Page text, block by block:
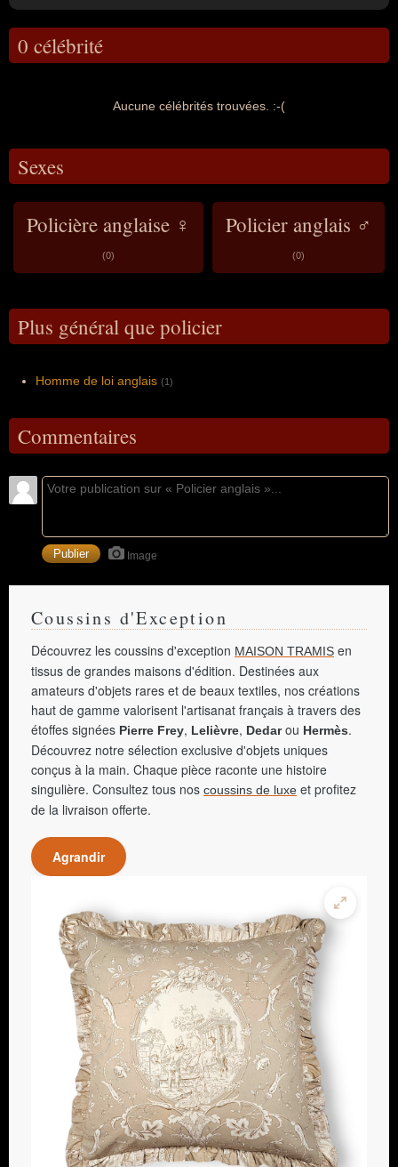
0 célébrité
Aucune célébrités trouvées. :-(
Sexes
Policière anglaise ♀
(0)
Policier anglais ♂
(0)
Plus général que policier
Homme de loi anglais (1)
Commentaires
Image
Coussins d'Exception
Découvrez les coussins d'exception MAISON TRAMIS en
tissus de grandes maisons d'édition. Destinées aux
amateurs d'objets rares et de beaux textiles, nos créations
haut de gamme valorisent l'artisanat français à travers des
étoffes signées Pierre Frey, Lelièvre, Dedarou Hermès.
Découvrez notre sélection exclusive d'objets uniques
conçus à la main. Chaque pièce raconte une histoire
singulière. Consultez tous nos coussins de luxe et profitez
de la livraison offerte.
Agrandir